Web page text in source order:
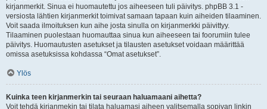
kirjanmerkit. Sinua ei huomautettu jos aiheeseen tuli päivitys. phpBB 3.1 -
versiosta lähtien kirjanmerkit toimivat samaan tapaan kuin aiheiden tilaaminen.
Voit saada ilmoituksen kun aihe josta sinulla on kirjanmerkki päivittyy.
Tilaaminen puolestaan huomauttaa sinua kun aiheeseen tai foorumiin tulee
päivitys. Huomautusten asetukset ja tilausten asetukset voidaan määrittää
omissa asetuksissa kohdassa “Omat asetukset”.
Ylös
Kuinka teen kirjanmerkin tai seuraan haluamaani aihetta?
Voit tehdä kirjanmekin tai tilata haluamasi aiheen valitsemalla sopivan linkin